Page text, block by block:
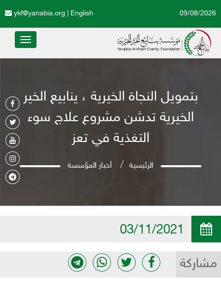
English
ykf@yanabia.org 09/08/2026
Toggle
بتمويل النجاة الخيرية ، ينابيع الخير
الخيرية تدشن مشروع علاج سوء
التغذية في تعز
الرئيسية أخبار المؤسسة
مشاركة